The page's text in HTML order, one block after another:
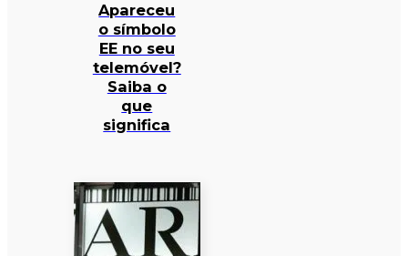
Apareceu
o símbolo
EE no seu
telemóvel?
Saiba o
que
significa